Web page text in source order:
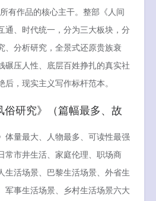
有作品的核心主干。整部《人间
通、时代统一，分为三大板块，分
、分析研究，全景式还原贵族衰
碾压人性、底层百姓挣扎的真实社
，现实主义写作标杆范本。
俗研究》（篇幅最多、故
体量最大、人物最多、可读性最强
常市井生活、家庭伦理、职场商
生活场景、巴黎生活场景、外省生
军事生活场景、乡村生活场景六大